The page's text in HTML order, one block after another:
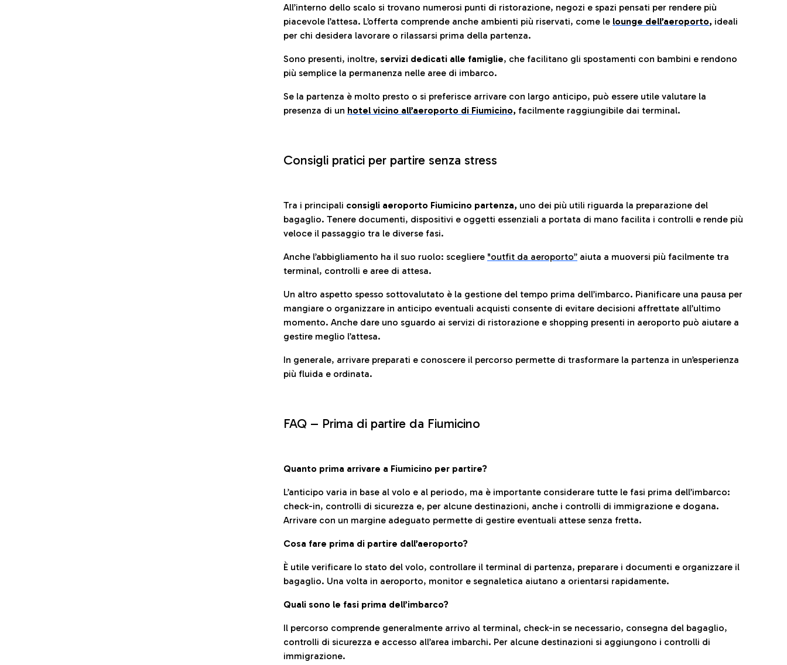
All’interno dello scalo si trovano numerosi punti di ristorazione, negozi e spazi pensati per rendere più
piacevole l’attesa. L’offerta comprende anche ambienti più riservati, come le lounge dell’aeroporto, ideali
per chi desidera lavorare o rilassarsi prima della partenza.
Sono presenti, inoltre, servizi dedicati alle famiglie, che facilitano gli spostamenti con bambini e rendono
più semplice la permanenza nelle aree di imbarco.
Se la partenza è molto presto o si preferisce arrivare con largo anticipo, può essere utile valutare la
presenza di un hotel vicino all’aeroporto di Fiumicino, facilmente raggiungibile dai terminal.
Consigli pratici per partire senza stress
Tra i principali consigli aeroporto Fiumicino partenza, uno dei più utili riguarda la preparazione del
bagaglio. Tenere documenti, dispositivi e oggetti essenziali a portata di mano facilita i controlli e rende più
veloce il passaggio tra le diverse fasi.
Anche l’abbigliamento ha il suo ruolo: scegliere "outfit da aeroporto” aiuta a muoversi più facilmente tra
terminal, controlli e aree di attesa.
Un altro aspetto spesso sottovalutato è la gestione del tempo prima dell’imbarco. Pianificare una pausa per
mangiare o organizzare in anticipo eventuali acquisti consente di evitare decisioni affrettate all’ultimo
momento. Anche dare uno sguardo ai servizi di ristorazione e shopping presenti in aeroporto può aiutare a
gestire meglio l’attesa.
In generale, arrivare preparati e conoscere il percorso permette di trasformare la partenza in un’esperienza
più fluida e ordinata.
FAQ – Prima di partire da Fiumicino
Quanto prima arrivare a Fiumicino per partire?
L’anticipo varia in base al volo e al periodo, ma è importante considerare tutte le fasi prima dell’imbarco:
check-in, controlli di sicurezza e, per alcune destinazioni, anche i controlli di immigrazione e dogana.
Arrivare con un margine adeguato permette di gestire eventuali attese senza fretta.
Cosa fare prima di partire dall’aeroporto?
È utile verificare lo stato del volo, controllare il terminal di partenza, preparare i documenti e organizzare il
bagaglio. Una volta in aeroporto, monitor e segnaletica aiutano a orientarsi rapidamente.
Quali sono le fasi prima dell’imbarco?
Il percorso comprende generalmente arrivo al terminal, check-in se necessario, consegna del bagaglio,
controlli di sicurezza e accesso all’area imbarchi. Per alcune destinazioni si aggiungono i controlli di
immigrazione.